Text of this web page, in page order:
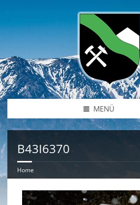
MENÜ
B43I6370
Home